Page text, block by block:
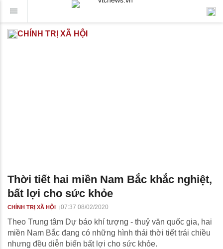
CHÍNH TRỊ XÃ HỘI
Thời tiết hai miền Nam Bắc khắc nghiệt,
bất lợi cho sức khỏe
CHÍNH TRỊ XÃ HỘI 07:37 08/02/2020
Theo Trung tâm Dự báo khí tượng - thuỷ văn quốc gia, hai
miền Nam Bắc đang có những hình thái thời tiết trái chiều
nhưng đều diễn biến bất lợi cho sức khỏe.